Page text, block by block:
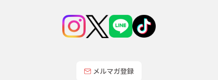
メルマガ登録